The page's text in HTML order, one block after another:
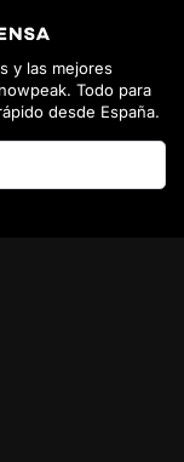
y las mejores
Todo para
desde España.